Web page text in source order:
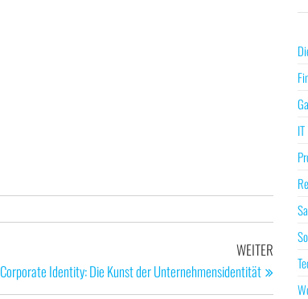
Beitrag
WEITER
Corporate Identity: Die Kunst der Unternehmensidentität
IT